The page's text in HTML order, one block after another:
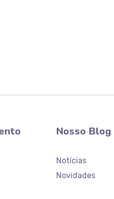
Nosso Blog
Notícias
Novidades